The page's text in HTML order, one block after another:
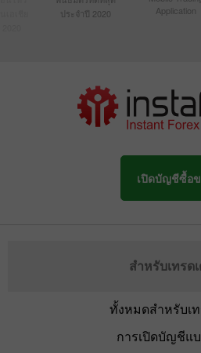
ประจำปี 2020
Application
เปิดบัญชีซื้อ
สำหรับเทรด
ทั้งหมดสำหรับเท
การเปิดบัญชีแ